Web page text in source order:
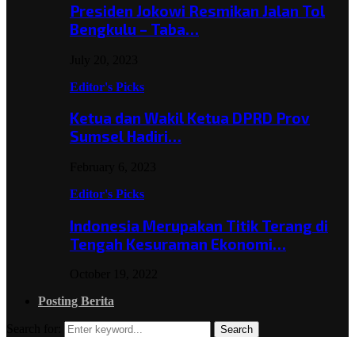
Presiden Jokowi Resmikan Jalan Tol
Bengkulu – Taba…
Editor's Picks
Ketua dan Wakil Ketua DPRD Prov
Sumsel Hadiri…
Editor's Picks
Indonesia Merupakan Titik Terang di
Tengah Kesuraman Ekonomi…
Posting Berita
Search